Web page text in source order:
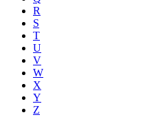
R
S
T
U
V
W
X
Y
Z